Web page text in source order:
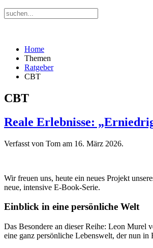
Home
Themen
Ratgeber
CBT
CBT
Reale Erlebnisse:
Verfasst von Tom am 16. März 2026.
Wir freuen uns, heute ein neues Projekt
neue, intensive E-Book-Serie.
Einblick in eine persönliche Welt
Das Besondere an dieser Reihe: Leon Murel
eine ganz persönliche Lebenswelt, der nun